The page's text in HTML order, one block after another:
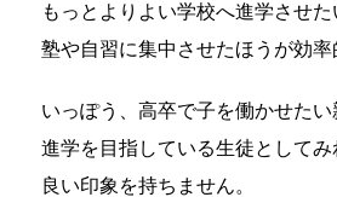
もっとよりよい学校へ進学させ
塾や自習に集中させたほうが効率
いっぽう、高卒で子を働かせた
進学を目指している生徒として
良い印象を持ちません。